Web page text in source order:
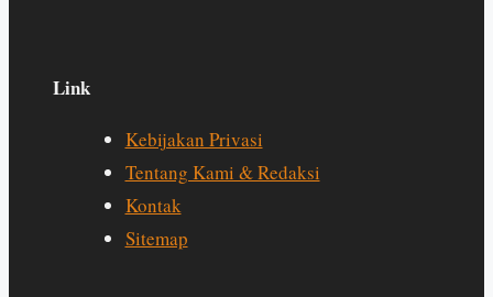
Link
Kebijakan Privasi
Tentang Kami & Redaksi
Kontak
Sitemap